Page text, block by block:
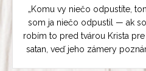
„Komu vy niečo odpustíte,
som ja niečo odpustil — ak
robím to pred tvárou Krista pre
satan, veď jeho zámery